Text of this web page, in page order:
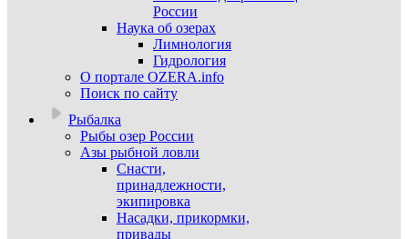
России
Наука об озерах
Лимнология
Гидрология
О портале OZERA.info
Поиск по сайту
Рыбалка
Рыбы озер России
Азы рыбной ловли
Снасти,
принадлежности,
экипировка
Насадки, прикормки,
привады